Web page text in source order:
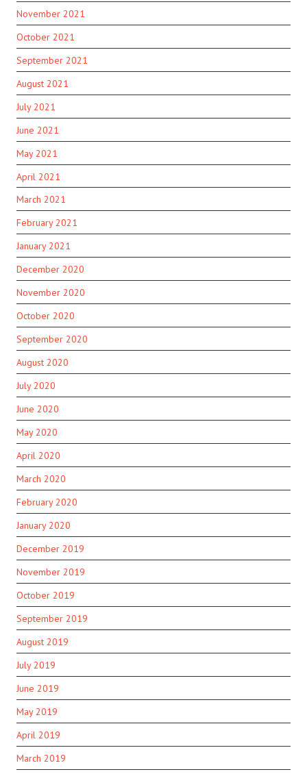
November 2021
October 2021
September 2021
August 2021
July 2021
June 2021
May 2021
April 2021
March 2021
February 2021
January 2021
December 2020
November 2020
October 2020
September 2020
August 2020
July 2020
June 2020
May 2020
April 2020
March 2020
February 2020
January 2020
December 2019
November 2019
October 2019
September 2019
August 2019
July 2019
June 2019
May 2019
April 2019
March 2019